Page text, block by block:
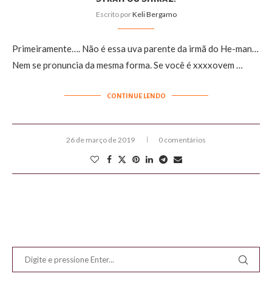
Escrito porKeli Bergamo
Primeiramente…. Não é essa uva parente da irmã do He-man…
Nem se pronuncia da mesma forma. Se você é xxxxovem …
CONTINUE LENDO
26 de março de 2019 0 comentários